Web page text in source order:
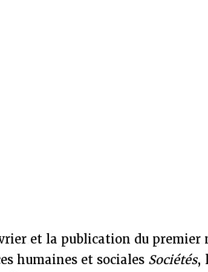
et la publication du premier
humaines et sociales Sociétés,